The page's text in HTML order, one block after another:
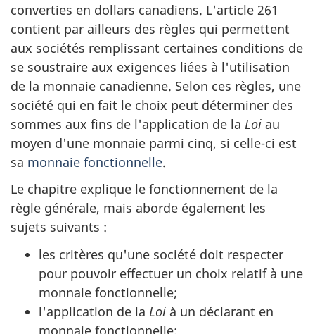
converties en dollars canadiens. L'article 261
contient par ailleurs des règles qui permettent
aux sociétés remplissant certaines conditions de
se soustraire aux exigences liées à l'utilisation
de la monnaie canadienne. Selon ces règles, une
société qui en fait le choix peut déterminer des
sommes aux fins de l'application de la Loi au
moyen d'une monnaie parmi cinq, si celle-ci est
sa monnaie fonctionnelle.
Le chapitre explique le fonctionnement de la
règle générale, mais aborde également les
sujets suivants :
les critères qu'une société doit respecter
pour pouvoir effectuer un choix relatif à une
monnaie fonctionnelle;
l'application de la Loi à un déclarant en
monnaie fonctionnelle;